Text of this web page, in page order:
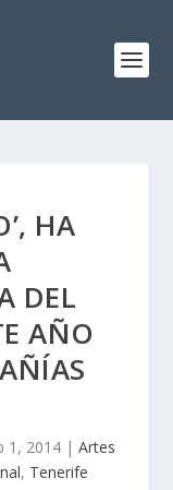
HA
DEL
AÑO
1, 2014| Artes
, Tenerife